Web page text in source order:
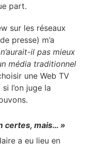
part.
sur les réseaux
presse) m’a
il pas mieux
média traditionnel
une Web TV
l’on juge la
certes, mais… »
a eu lieu en